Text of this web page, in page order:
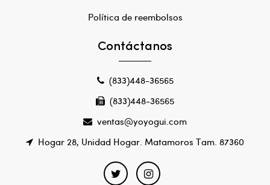
Política de reembolsos
Contáctanos
(833)448-36565
(833)448-36565
ventas@yoyogui.com
Hogar 28, Unidad Hogar. Matamoros Tam. 87360